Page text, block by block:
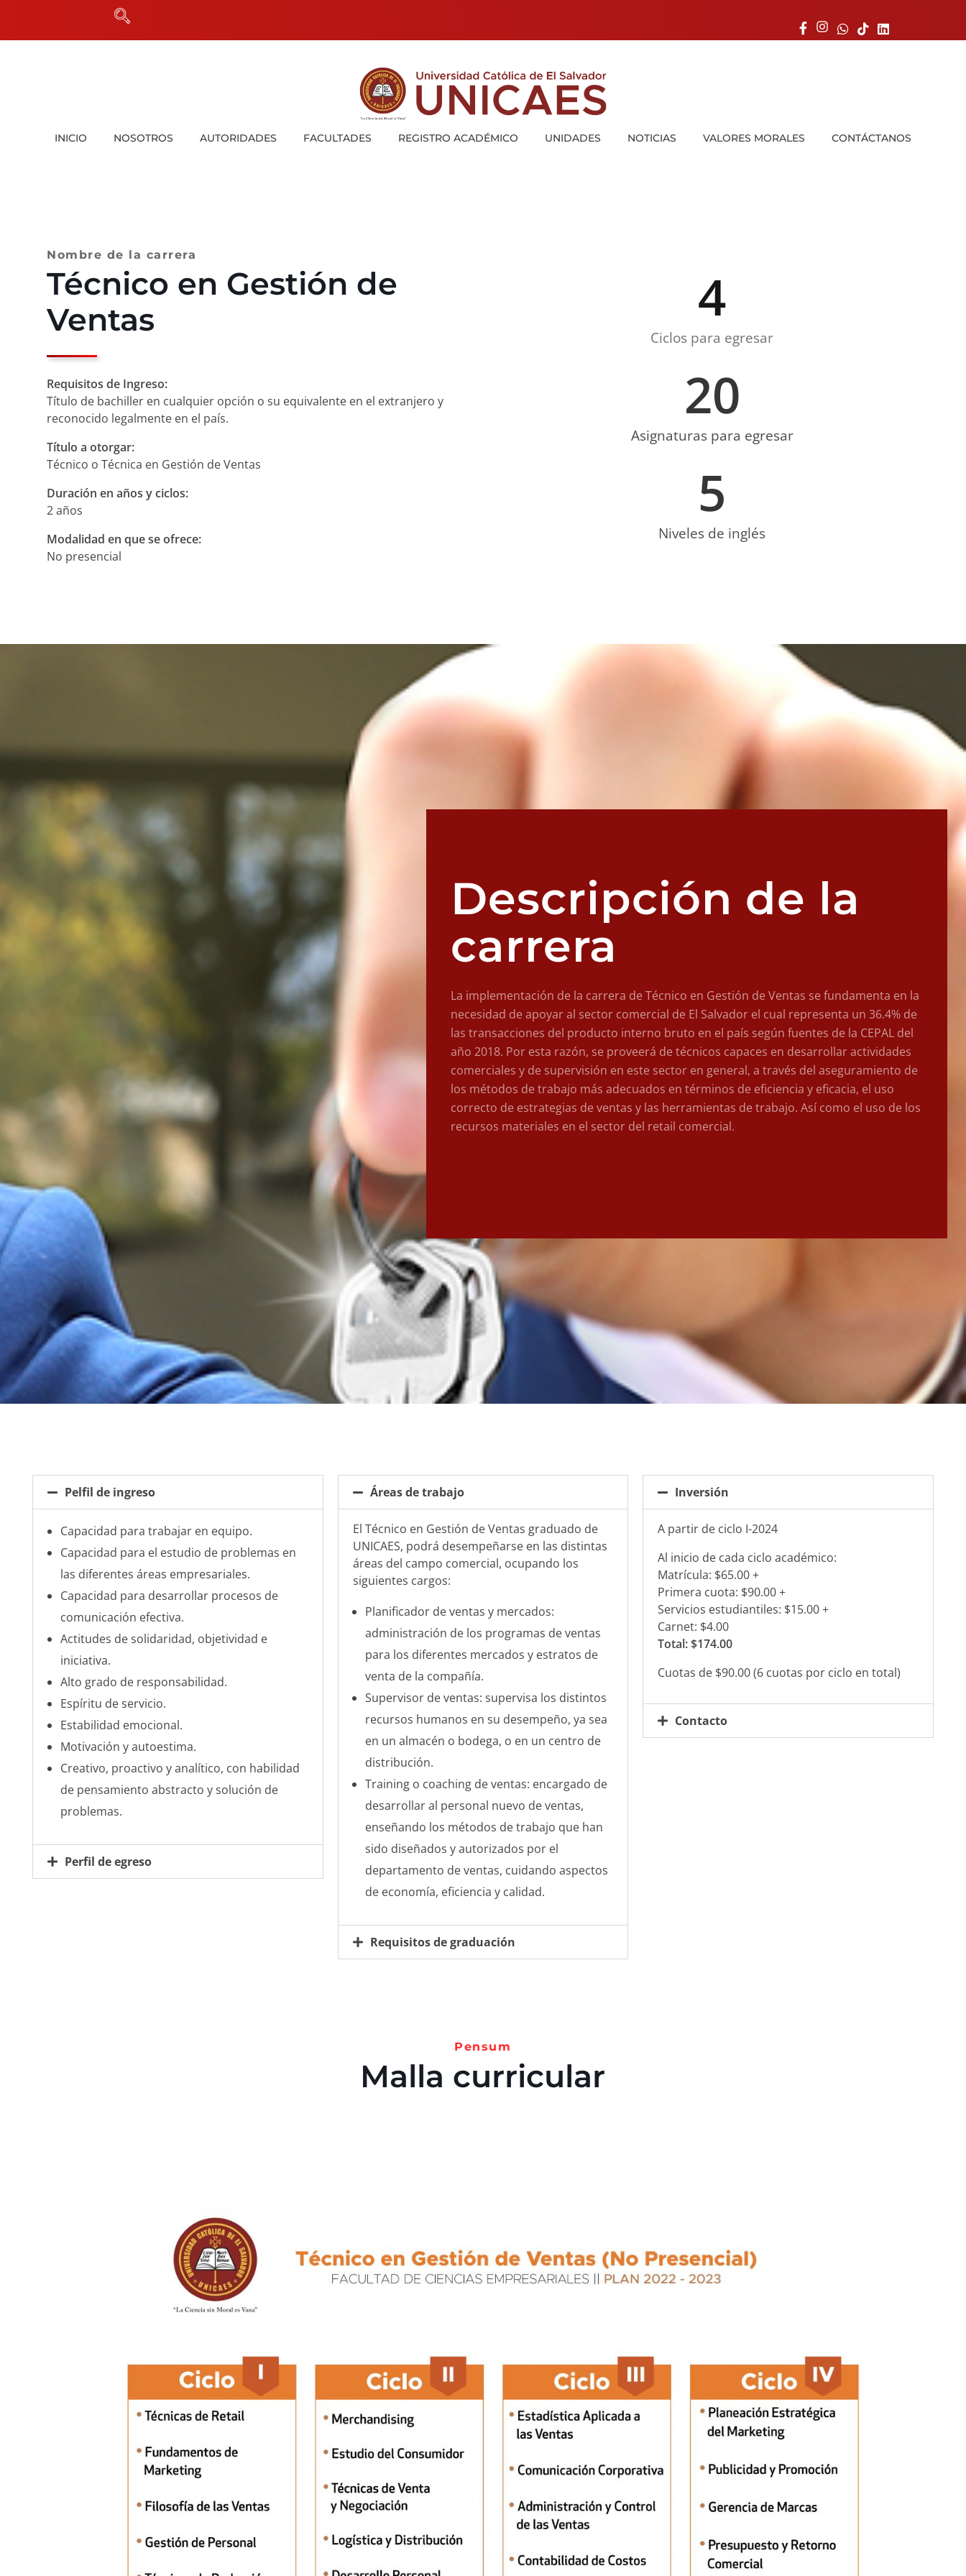
Universidad Católica de El Salvador
UNICAES
INICIO NOSOTROS AUTORIDADES FACULTADES REGISTRO ACADÉMICO UNIDADES NOTICIAS VALORES MORALES CONTÁCTANOS
Nombre de la carrera
Técnico en Gestión de
Ventas
Requisitos de Ingreso:
Título de bachiller en cualquier opción o su equivalente en el extranjero y
reconocido legalmente en el país.
Título a otorgar:
Técnico o Técnica en Gestión de Ventas
Duración en años y ciclos:
2 años
Modalidad en que se ofrece:
No presencial
Ciclos para egresar
4
Asignaturas para egresar
20
Niveles de inglés
5
Descripción de la
carrera
La implementación de la carrera de Técnico en Gestión de Ventas se fundamenta en la
necesidad de apoyar al sector comercial de El Salvador el cual representa un 36.4% de
las transacciones del producto interno bruto en el país según fuentes de la CEPAL del
año 2018. Por esta razón, se proveerá de técnicos capaces en desarrollar actividades
comerciales y de supervisión en este sector en general, a través del aseguramiento de
los métodos de trabajo más adecuados en términos de eficiencia y eficacia, el uso
correcto de estrategias de ventas y las herramientas de trabajo. Así como el uso de los
recursos materiales en el sector del retail comercial.
Pelfil de ingreso
Capacidad para trabajar en equipo.
Capacidad para el estudio de problemas en
las diferentes áreas empresariales.
Capacidad para desarrollar procesos de
comunicación efectiva.
Actitudes de solidaridad, objetividad e
iniciativa.
Alto grado de responsabilidad.
Espíritu de servicio.
Estabilidad emocional.
Motivación y autoestima.
Creativo, proactivo y analítico, con habilidad
de pensamiento abstracto y solución de
problemas.
Perfil de egreso
Áreas de trabajo
El Técnico en Gestión de Ventas graduado de
UNICAES, podrá desempeñarse en las distintas
áreas del campo comercial, ocupando los
siguientes cargos:
Planificador de ventas y mercados:
administración de los programas de ventas
para los diferentes mercados y estratos de
venta de la compañía.
Supervisor de ventas: supervisa los distintos
recursos humanos en su desempeño, ya sea
en un almacén o bodega, o en un centro de
distribución.
Training o coaching de ventas: encargado de
desarrollar al personal nuevo de ventas,
enseñando los métodos de trabajo que han
sido diseñados y autorizados por el
departamento de ventas, cuidando aspectos
de economía, eficiencia y calidad.
Requisitos de graduación
Inversión
A partir de ciclo I-2024
Al inicio de cada ciclo académico:
Matrícula: $65.00 +
Primera cuota: $90.00 +
Servicios estudiantiles: $15.00 +
Carnet: $4.00
Total: $174.00
Cuotas de $90.00 (6 cuotas por ciclo en total)
Contacto
Pensum
Malla curricular